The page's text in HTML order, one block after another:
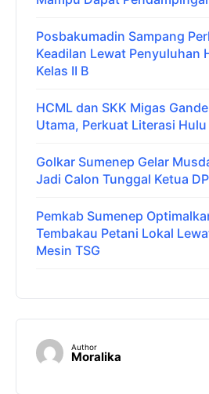
Posbakumadin Sampang
Keadilan Lewat Penyuluhan
Kelas II B
HCML dan SKK Migas
Utama, Perkuat Literasi
Golkar Sumenep Gelar
Jadi Calon Tunggal Ketua
Pemkab Sumenep
Tembakau Petani Lokal
Mesin TSG
Author
Moralika